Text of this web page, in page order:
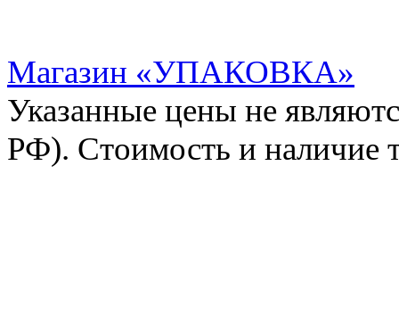
Магазин «УПАКОВКА»
Указанные цены не
РФ). Стоимость и наличие